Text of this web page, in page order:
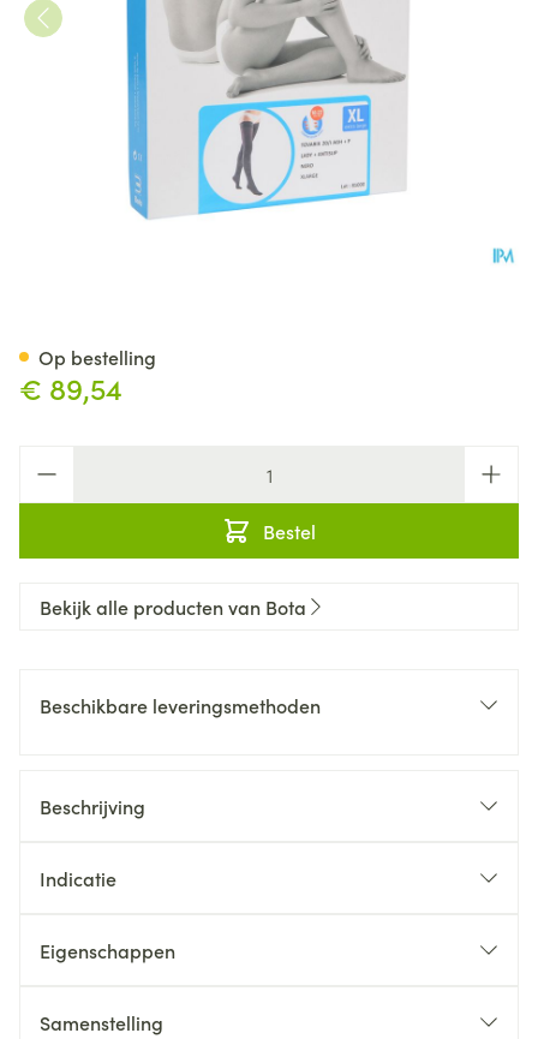
€ 89,54
Bestel
Op bestelling
Bekijk alle producten van Bota
Beschikbare leveringsmethoden
Beschrijving
Indicatie
Eigenschappen
Samenstelling